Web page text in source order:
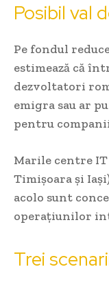
Posibil val
Pe fondul
estimează că
dezvoltatori
emigra sau ar
pentru
Marile centre IT
Timișoara și
acolo sunt
operațiunilor
Trei